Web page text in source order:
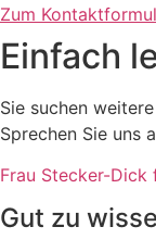
Zum
Einfach
Sie suchen
Sprechen Sie uns
Frau Stecker-Dick
Gut zu